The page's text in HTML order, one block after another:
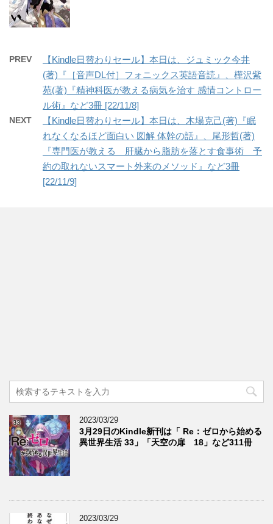
PREV
【Kindle日替わりセール】本日は、ジュミック今井
(著)『［音声DL付］フォニックス英語音読』、樺沢紫
苑(著)『精神科医が教える病気を治す 感情コントロー
ル術』など3冊 [22/11/8]
NEXT
【Kindle日替わりセール】本日は、木場克己(著)『眠
れなくなるほど面白い 図解 体幹の話』、尾形哲(著)
『専門医が教える 肝臓から脂肪を落とす食事術 予
約の取れないスマート外来のメソッド』など3冊
[22/11/9]
2023/03/29
3月29日のKindle新刊は「 Re：ゼロから始める
異世界生活 33」「天空の扉 18」など311冊
2023/03/29